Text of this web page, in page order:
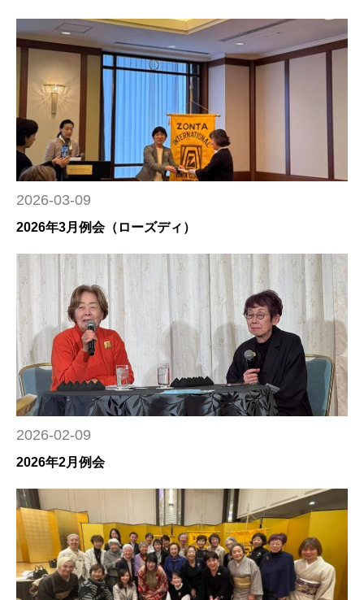
2026-03-09
2026年3月例会（ローズディ）
2026-02-09
2026年2月例会